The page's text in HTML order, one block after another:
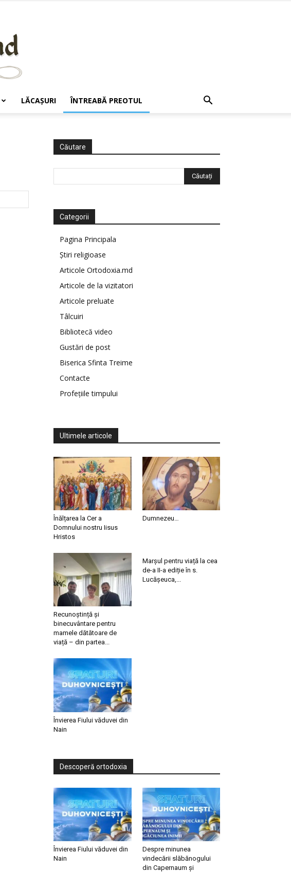
LĂCAŞURI ÎNTREABĂ PREOTUL
Căutare
Categorii
Pagina Principala
Știri religioase
Articole Ortodoxia.md
Articole de la vizitatori
Articole preluate
Tâlcuiri
Bibliotecă video
Gustări de post
Biserica Sfinta Treime
Contacte
Profețiile timpului
Ultimele articole
Înălțarea la Cer a
Domnului nostru Iisus
Hristos
Dumnezeu…
Recunoștință și
binecuvântare pentru
mamele dătătoare de
viață – din partea...
Marșul pentru viață la cea
de-a II-a ediție în s.
Lucășeuca,...
Învierea Fiului văduvei din
Nain
Descoperă ortodoxia
Învierea Fiului văduvei din
Nain
Despre minunea
vindecării slăbănogului
din Capernaum și